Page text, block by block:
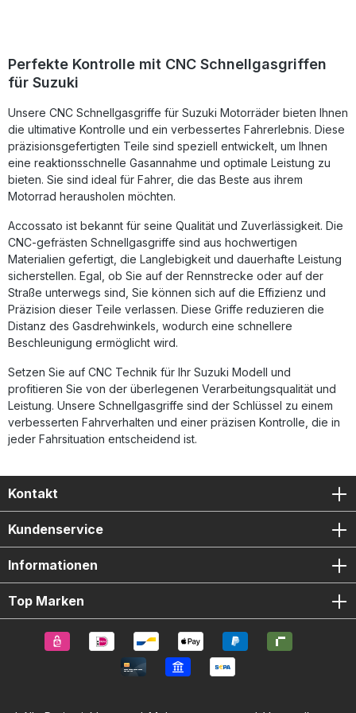
Dosieren der Gasbewegung. Durch die kompakte
Bauweise und das hochwertige Material ist der Gasgriff
besonders langlebig, leicht und ideal für ambitionierte
leichtgängig und lassen sich mit den drei Hubscheiben frei
kombinieren, um das optimale Übersetzungsverhältnis zu
erreichen. Der Kit ersetzt den serienmäßigen Gasgriff
vollständig und wird montagefertig geliefert.
Standardmäßig wird die Außenschale in Schwarz geliefert,
auf Wunsch sind weitere Farben erhältlich. Präzise CNC-
gefräster Kurzhubgasgriff aus Ergal-Aluminium Drei
individuelle Abstimmung Teflonbeschichtung für minimalen
Reibungswiderstand Ideal für den Einsatz auf der
Rennstrecke Leichtgängige und langlebige Mechanik
Lieferumfang: Accossato Kurzhubgasgriff Kit mit Kabeln
Wahlweise schwarze Racing Griffe (links/rechts) oder
Progrip Racing Griffe mit Accossato Logo Drei Hubscheiben
(40 / 43 / 45 mm) Montagefertige Außenschale in Schwarz
Perfekte Kontrolle mit CNC Schnellgasgriffen
für Suzuki
Unsere CNC Schnellgasgriffe für Suzuki Motorräder bieten Ihnen
die ultimative Kontrolle und ein verbessertes Fahrerlebnis. Diese
präzisionsgefertigten Teile sind speziell entwickelt, um Ihnen
eine reaktionsschnelle Gasannahme und optimale Leistung zu
bieten. Sie sind ideal für Fahrer, die das Beste aus ihrem
Motorrad herausholen möchten.
Accossato ist bekannt für seine Qualität und Zuverlässigkeit. Die
CNC-gefrästen Schnellgasgriffe sind aus hochwertigen
Materialien gefertigt, die Langlebigkeit und dauerhafte Leistung
sicherstellen. Egal, ob Sie auf der Rennstrecke oder auf der
Straße unterwegs sind, Sie können sich auf die Effizienz und
Präzision dieser Teile verlassen. Diese Griffe reduzieren die
Distanz des Gasdrehwinkels, wodurch eine schnellere
Beschleunigung ermöglicht wird.
Setzen Sie auf CNC Technik für Ihr Suzuki Modell und
profitieren Sie von der überlegenen Verarbeitungsqualität und
Leistung. Unsere Schnellgasgriffe sind der Schlüssel zu einem
verbesserten Fahrverhalten und einer präzisen Kontrolle, die in
jeder Fahrsituation entscheidend ist.
Kontakt
Kundenservice
Informationen
Top Marken